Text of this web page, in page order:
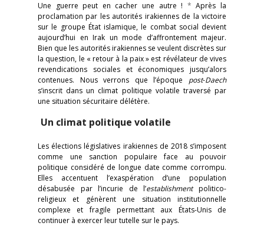
Une guerre peut en cacher une autre ! * Après la
proclamation par les autorités irakiennes de la victoire
sur le groupe État islamique, le combat social devient
aujourd’hui en Irak un mode d’affrontement majeur.
Bien que les autorités irakiennes se veulent discrètes sur
la question, le « retour à la paix » est révélateur de vives
revendications sociales et économiques jusqu’alors
contenues. Nous verrons que l’époque post-Daech
s’inscrit dans un climat politique volatile traversé par
une situation sécuritaire délétère.
Un climat politique volatile
Les élections législatives irakiennes de 2018 s’imposent
comme une sanction populaire face au pouvoir
politique considéré de longue date comme corrompu.
Elles accentuent l’exaspération d’une population
désabusée par l’incurie de l’establishmentpolitico-
religieux et génèrent une situation institutionnelle
complexe et fragile permettant aux États-Unis de
continuer à exercer leur tutelle sur le pays.